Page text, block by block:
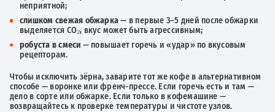
неприятной;
слишком свежая обжарка— в первые 3–5 дней после обжарки
выделяется CO₂, вкус может быть агрессивным;
робуста в смеси — повышает горечь и «удар» по вкусовым
рецепторам.
Чтобы исключить зёрна, заварите тот же кофе в альтернативном
способе — воронке или френч-прессе. Если горечь есть и там —
дело в сорте или обжарке. Если только в кофемашине —
возвращайтесь к проверке температуры и чистоте узлов.